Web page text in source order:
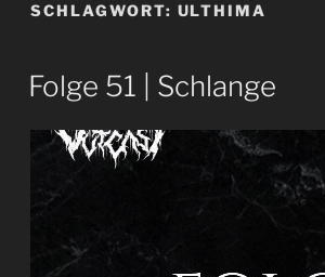
SCHLAGWORT: ULTHIMA
Folge 51 | Schlange